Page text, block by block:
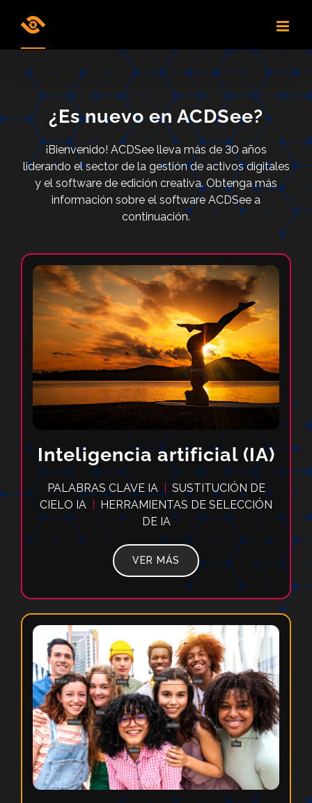
¿Es nuevo en ACDSee?
¡Bienvenido! ACDSee lleva más de 30 años
liderando el sector de la gestión de activos digitales
y el software de edición creativa. Obtenga más
información sobre el software ACDSee a
continuación.
Inteligenciaartificial (IA)
PALABRAS CLAVE IA |SUSTITUCIÓN DE
CIELO IA
HERRAMIENTAS DE SELECCIÓN
DE IA
VER MÁS